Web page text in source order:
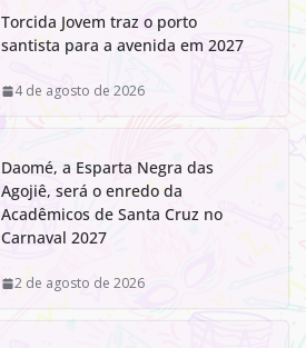
Torcida Jovem traz o porto
santista para a avenida em 2027
4 de agosto de 2026
Daomé, a Esparta Negra das
Agojiê, será o enredo da
Acadêmicos de Santa Cruz no
Carnaval 2027
2 de agosto de 2026